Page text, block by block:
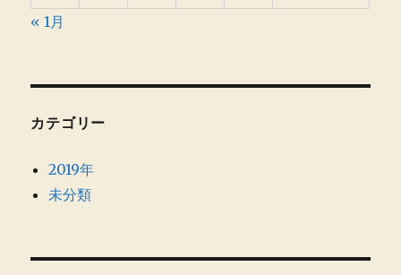
« 1月
カテゴリー
2019年
未分類